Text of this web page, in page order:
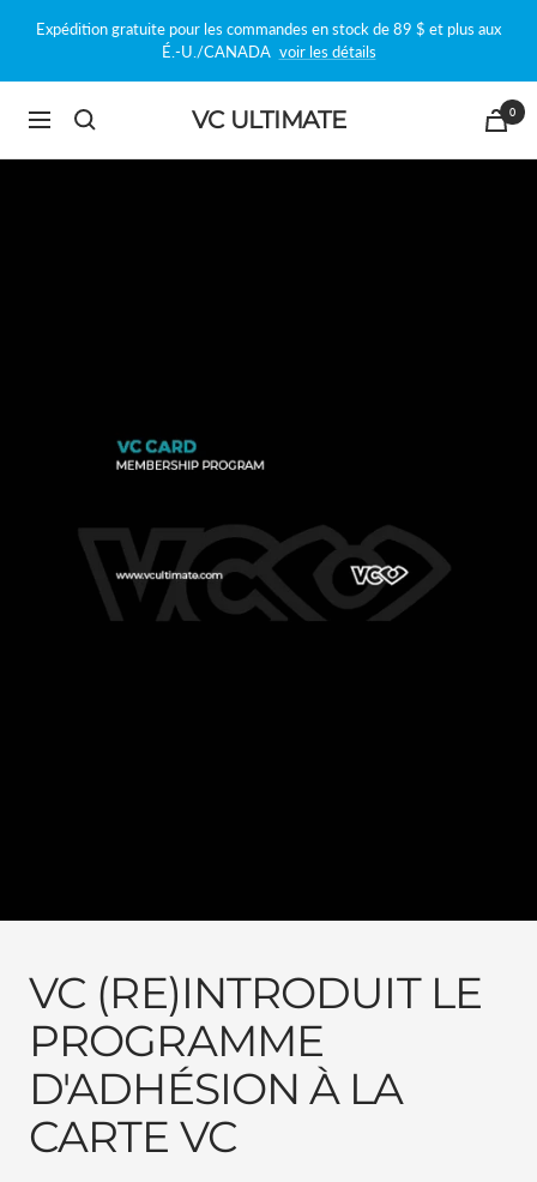
Expédition gratuite pour les commandes en stock de 89 $ et plus aux
É.-U./CANADA voir les détails
Navigation VC ULTIMATE 0
VC (RE)INTRODUIT LE
PROGRAMME
D'ADHÉSION À LA
CARTE VC